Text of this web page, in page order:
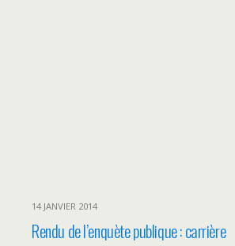
14 JANVIER 2014
Rendu de l’enquète publique : carrière